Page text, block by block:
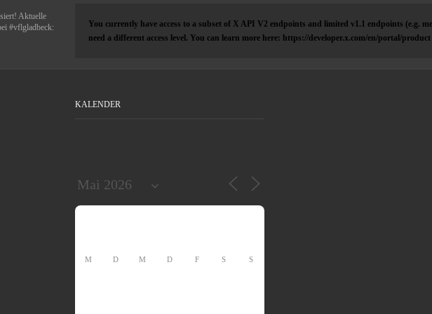
Aktuelle
#vflgladbeck:
You currently have access to a subset of X API V2 endpoints and limited v1.1 endpoints (e.g.
need a different access level. You can learn more here: https://developer.x.com/en/portal/product
KALENDER
M D M D F S S